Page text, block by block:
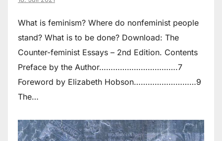
What is feminism? Where do non­feminist people
stand? What is to be done? Download: The
Counter-feminist Essays – 2nd Edition. Contents
Preface by the Author…………………………….7
Foreword by Elizabeth Hobson………………………9
The…